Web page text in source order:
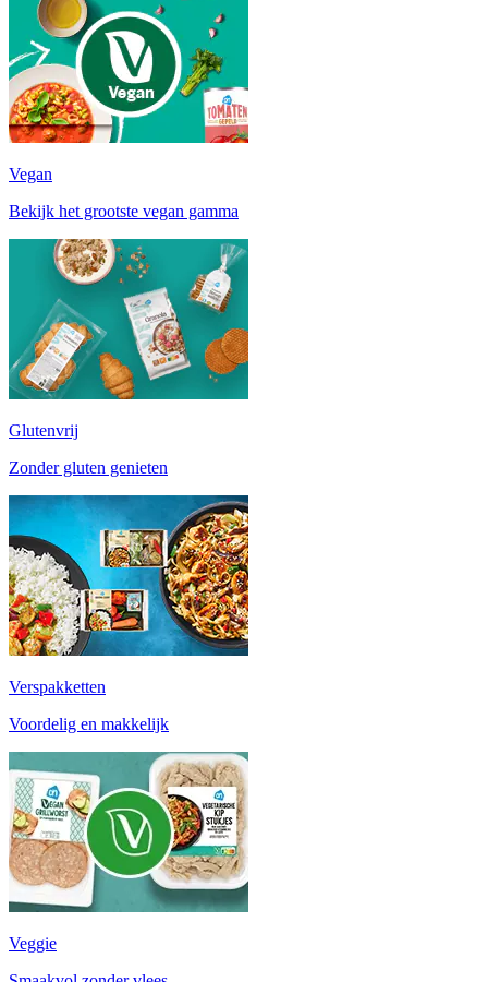
Vegan
Bekijk het grootste vegan gamma
Glutenvrij
Zonder gluten genieten
Verspakketten
Voordelig en makkelijk
Veggie